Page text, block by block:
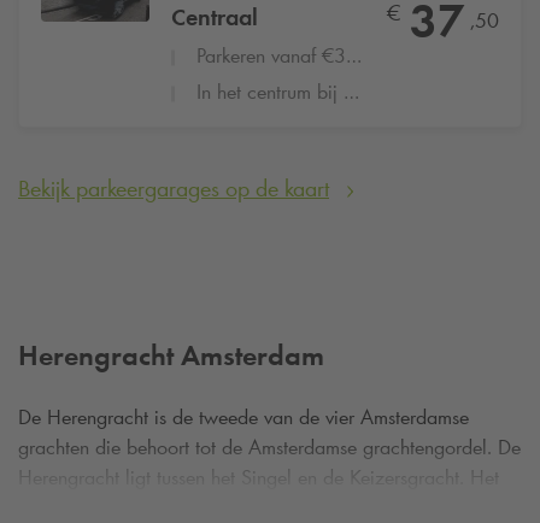
Centraal
Parkeren vanaf €37,50 per dag
In het centrum bij het Centraal Station
€ 37 ,50
Bekijk parkeergarages op de kaart
Herengracht Amsterdam
De Herengracht is de tweede van de vier Amsterdamse
grachten die behoort tot de Amsterdamse grachtengordel. De
Herengracht ligt tussen het Singel en de Keizersgracht. Het